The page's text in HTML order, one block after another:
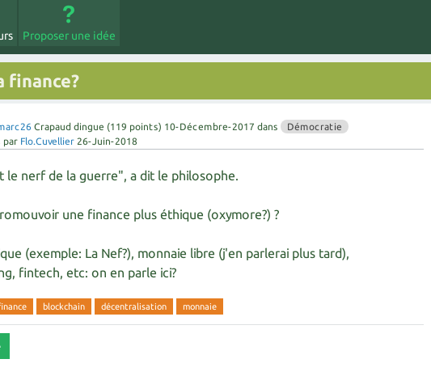
Proposer une idée
finance?
Crapaud dingue (119 points) 10-Décembre-2017 dans
Démocratie
par Flo.Cuvellier 26-Juin-2018
le nerf de la guerre", a dit le philosophe.
une finance plus éthique (oxymore?) ?
(exemple: La Nef?), monnaie libre (j'en parlerai plus tard),
fintech, etc: on en parle ici?
blockchain décentralisation monnaie